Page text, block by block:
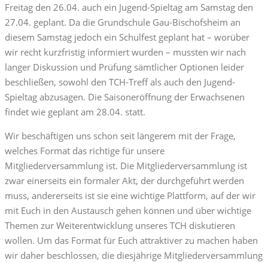
Freitag den 26.04. auch ein Jugend-Spieltag am Samstag den
27.04. geplant. Da die Grundschule Gau-Bischofsheim an
diesem Samstag jedoch ein Schulfest geplant hat – worüber
wir recht kurzfristig informiert wurden – mussten wir nach
langer Diskussion und Prüfung sämtlicher Optionen leider
beschließen, sowohl den TCH-Treff als auch den Jugend-
Spieltag abzusagen. Die Saisoneröffnung der Erwachsenen
findet wie geplant am 28.04. statt.
Wir beschäftigen uns schon seit längerem mit der Frage,
welches Format das richtige für unsere
Mitgliederversammlung ist. Die Mitgliederversammlung ist
zwar einerseits ein formaler Akt, der durchgeführt werden
muss, andererseits ist sie eine wichtige Plattform, auf der wir
mit Euch in den Austausch gehen können und über wichtige
Themen zur Weiterentwicklung unseres TCH diskutieren
wollen. Um das Format für Euch attraktiver zu machen haben
wir daher beschlossen, die diesjährige Mitgliederversammlung